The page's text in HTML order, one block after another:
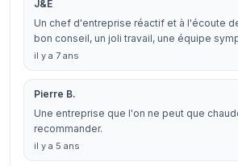
J&E
Un chef d'entreprise réactif et à l'écoute
bon conseil, un joli travail, une équipe
il y a 7 ans
Pierre B.
Une entreprise que l'on ne peut que
recommander.
il y a 5 ans